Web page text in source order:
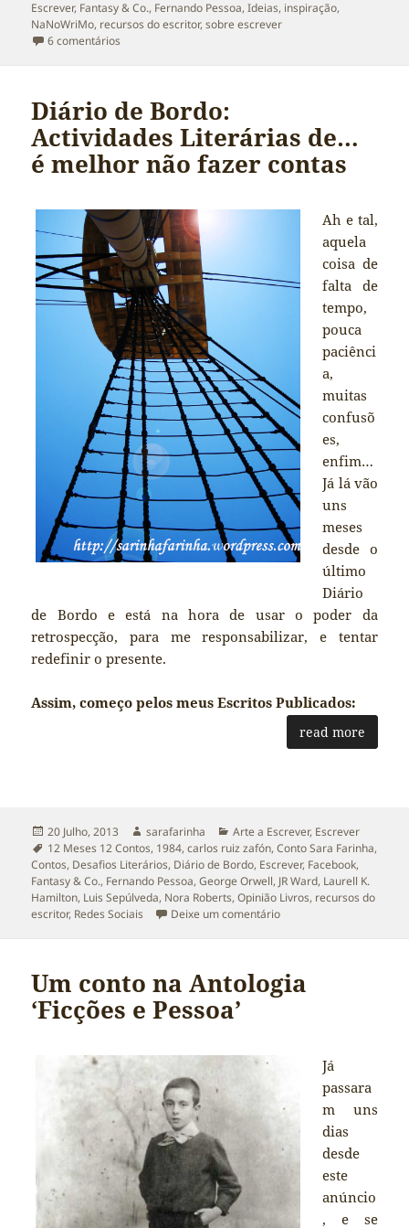
Escrever, Fantasy & Co., Fernando Pessoa,Ideias, inspiração,
NaNoWriMo, recursos do escritor,sobre escrever
6 comentários
Diário de Bordo:
Actividades Literárias de…
é melhor não fazer contas
Ah e tal,
aquela
coisa de
falta de
tempo,
pouca
paciênci
a,
muitas
confusõ
es,
enfim…
Já lá vão
uns
meses
desde o
último
Diário
de Bordo e está na hora de usar o poder da
retrospecção, para me responsabilizar, e tentar
redefinir o presente.
Assim, começo pelos meus Escritos Publicados:
read more
Publicado
a
20 Julho, 2013 Autor
sarafarinha Categorias
Arte a Escrever, Escrever
Etiquetas
12 Meses 12 Contos, 1984,carlos ruiz zafón,Conto Sara Farinha,
Contos, Desafios Literários, Diário de Bordo, Escrever, Facebook,
Fantasy & Co., Fernando Pessoa,George Orwell, JR Ward, Laurell K.
Hamilton, Luis Sepúlveda, Nora Roberts,Opinião Livros, recursos do
escritor, Redes Sociais Deixe um comentáriosobre Diário de Bordo:
Um conto na Antologia
‘Ficções e Pessoa’
Já
passara
m uns
dias
desde
este
anúncio
, e se